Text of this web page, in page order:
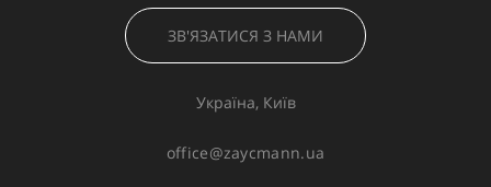
ЗВ'ЯЗАТИСЯ З НАМИ
Україна, Київ
office@zaycmann.ua